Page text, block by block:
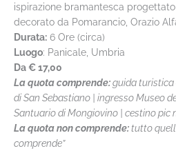
ispirazione bramantesca
decorato da Pomarancio, Orazio
Durata: 6 Ore (circa)
Luogo: Panicale, Umbria
Da€ 17,00
La quota comprende:guida turistica
di San Sebastiano | ingresso Museo
Santuario di Mongiovino | cestino pic
La quota non comprende:tutto
comprende”